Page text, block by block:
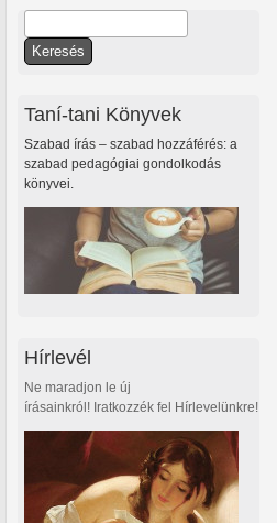
Keresés űrlap
Taní-tani Könyvek
Szabad írás – szabad hozzáférés: a
szabad pedagógiai gondolkodás
könyvei.
Hírlevél
Ne maradjon le új
írásainkról! Iratkozzék fel Hírlevelünkre!